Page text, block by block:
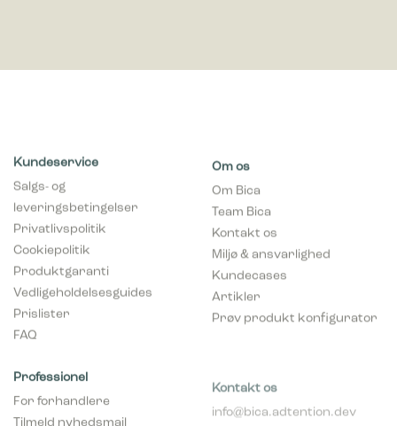
Kundeservice
Salgs- og
leveringsbetingelser
Privatlivspolitik
Cookiepolitik
Produktgaranti
Vedligeholdelsesguides
Prislister
FAQ
Om os
Om Bica
Team Bica
Kontakt os
Miljø & ansvarlighed
Kundecases
Artikler
Prøv produkt konfigurator
Professionel
+45 82304000